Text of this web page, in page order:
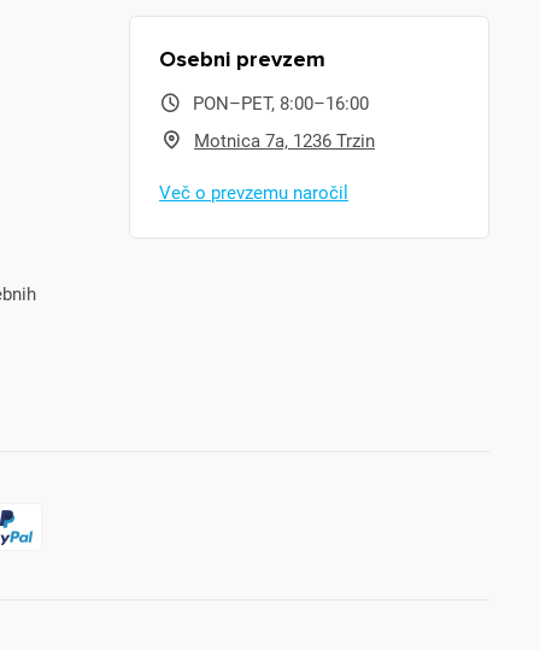
Osebni prevzem
PON–PET, 8:00–16:00
Motnica 7a, 1236 Trzin
Več o prevzemu naročil